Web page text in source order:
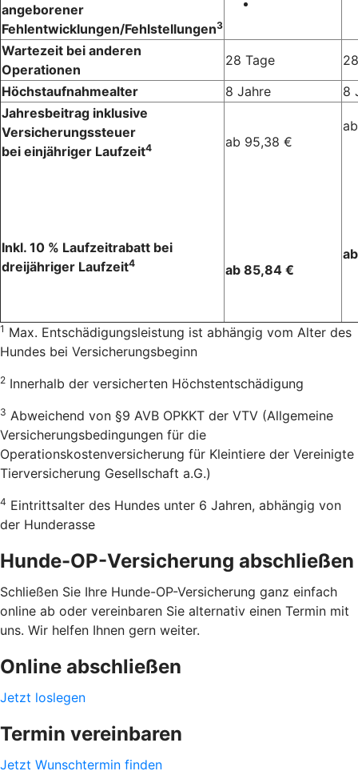
angeborener
Fehlentwicklungen/Fehlstellungen3
Wartezeit bei anderen
Operationen
28 Tage
Höchstaufnahmealter
8 Jahre
8
Jahresbeitrag inklusive
Versicherungssteuer
bei einjähriger Laufzeit4
Inkl. 10 % Laufzeitrabatt bei
dreijähriger Laufzeit4
ab 95,38 €
ab 85,84 €
1 Max. Entschädigungsleistung ist abhängig vom Alter des
Hundes bei Versicherungsbeginn
2 Innerhalb der versicherten Höchstentschädigung
3 Abweichend von §9 AVB OPKKT der VTV (Allgemeine
Versicherungsbedingungen für die
Operationskostenversicherung für Kleintiere der Vereinigte
Tierversicherung Gesellschaft a.G.)
4 Eintrittsalter des Hundes unter 6 Jahren, abhängig von
der Hunderasse
Hunde-OP-Versicherung abschließen
Schließen Sie Ihre Hunde-OP-Versicherung ganz einfach
online ab oder vereinbaren Sie alternativ einen Termin mit
uns. Wir helfen Ihnen gern weiter.
Online abschließen
Jetzt loslegen
Termin vereinbaren
Jetzt Wunschtermin finden